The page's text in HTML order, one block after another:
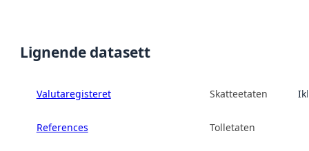
Lignende datasett
Valutaregisteret Skatteetaten
References Tolletaten